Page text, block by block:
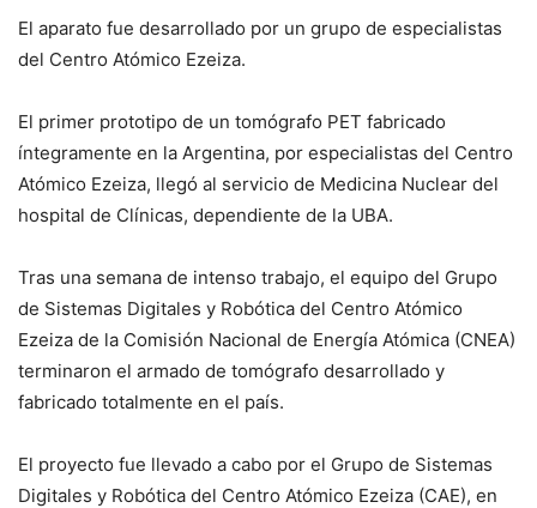
El aparato fue desarrollado por un grupo de especialistas
del Centro Atómico Ezeiza.
El primer prototipo de un tomógrafo PET fabricado
íntegramente en la Argentina, por especialistas del Centro
Atómico Ezeiza, llegó al servicio de Medicina Nuclear del
hospital de Clínicas, dependiente de la UBA.
Tras una semana de intenso trabajo, el equipo del Grupo
de Sistemas Digitales y Robótica del Centro Atómico
Ezeiza de la Comisión Nacional de Energía Atómica (CNEA)
terminaron el armado de tomógrafo desarrollado y
fabricado totalmente en el país.
El proyecto fue llevado a cabo por el Grupo de Sistemas
Digitales y Robótica del Centro Atómico Ezeiza (CAE), en